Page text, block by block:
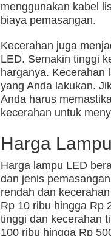
menggunakan kabel
biaya pemasangan.
Kecerahan juga
LED. Semakin tinggi
harganya. Kecerahan
yang Anda lakukan.
Anda harus
kecerahan untuk
Harga
Harga lampu LED
dan jenis
rendah dan
Rp 10 ribu hingga Rp
tinggi dan kecerahan
100 ribu hingga Rp